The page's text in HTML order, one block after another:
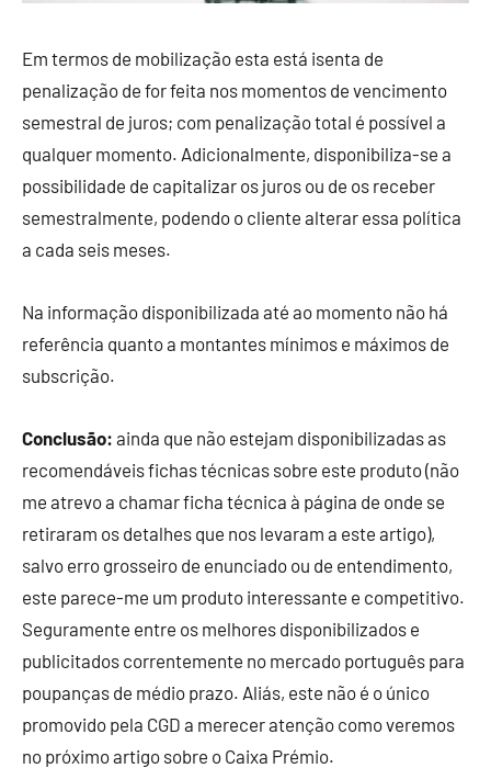
Em termos de mobilização esta está isenta de
penalização de for feita nos momentos de vencimento
semestral de juros; com penalização total é possível a
qualquer momento. Adicionalmente, disponibiliza-se a
possibilidade de capitalizar os juros ou de os receber
semestralmente, podendo o cliente alterar essa política
a cada seis meses.
Na informação disponibilizada até ao momento não há
referência quanto a montantes mínimos e máximos de
subscrição.
Conclusão: ainda que não estejam disponibilizadas as
recomendáveis fichas técnicas sobre este produto (não
me atrevo a chamar ficha técnica à página de onde se
retiraram os detalhes que nos levaram a este artigo),
salvo erro grosseiro de enunciado ou de entendimento,
este parece-me um produto interessante e competitivo.
Seguramente entre os melhores disponibilizados e
publicitados correntemente no mercado português para
poupanças de médio prazo. Aliás, este não é o único
promovido pela CGD a merecer atenção como veremos
no próximo artigo sobre o Caixa Prémio.